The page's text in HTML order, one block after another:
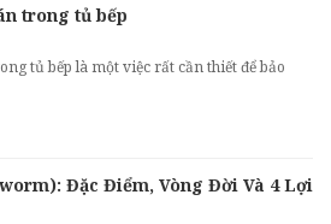
trong tủ bếp
tủ bếp là một việc rất cần thiết để bảo
Đặc Điểm, Vòng Đời Và 4 Lợi